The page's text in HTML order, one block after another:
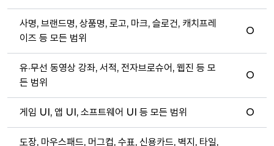
사명, 브랜드명, 상품명, 로고, 마크, 슬로건, 캐치프레
이즈 등 모든 범위
O
유·무선 동영상 강좌, 서적, 전자브로슈어, 웹진 등 모
든 범위
O
게임 UI, 앱 UI, 소프트웨어 UI 등 모든 범위 O
도장, 마우스패드, 머그컵, 수표, 신용카드, 벽지, 타일,